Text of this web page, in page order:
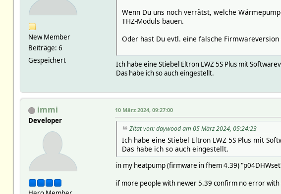
New Member
Beiträge: 6
Gespeichert
Wenn Du uns noch verrätst, welche
THZ-Moduls bauen.
Oder hast Du evtl. eine falsche
Ich habe eine Stiebel Eltron LWZ 5S Plus mit
Das habe ich so auch eingestellt.
immi
Developer
10 März 2024, 09:27:00
Zitat von: daywood am 05 März 2024, 05:24:23
Ich habe eine Stiebel Eltron LWZ 5S Plus mit
Das habe ich so auch eingestellt.
in my heatpump (firmware in fhem 4.39)
if more people with newer 5.39 confirm no error with